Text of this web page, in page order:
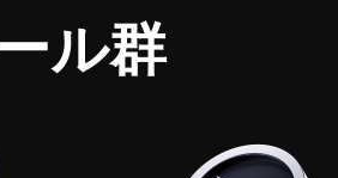
ル群